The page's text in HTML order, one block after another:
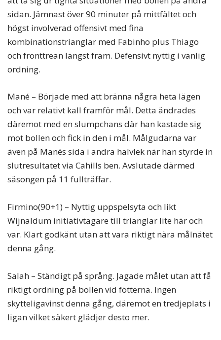
sidan. Jämnast över 90 minuter på mittfältet och
högst involverad offensivt med fina
kombinationstrianglar med Fabinho plus Thiago
och fronttrean längst fram. Defensivt nyttig i vanlig
ordning.
Mané – Började med att bränna några heta lägen
och var relativt kall framför mål. Detta ändrades
däremot med en slumpchans där han kastade sig
mot bollen och fick in den i mål. Målgudarna var
även på Manés sida i andra halvlek när han styrde in
slutresultatet via Cahills ben. Avslutade därmed
säsongen på 11 fullträffar.
Firmino(90+1) – Nyttig uppspelsyta och likt
Wijnaldum initiativtagare till trianglar lite här och
var. Klart godkänt utan att vara riktigt nära målnätet
denna gång.
Salah – Ständigt på språng. Jagade målet utan att få
riktigt ordning på bollen vid fötterna. Ingen
skytteligavinst denna gång, däremot en tredjeplats i
ligan vilket säkert glädjer desto mer.